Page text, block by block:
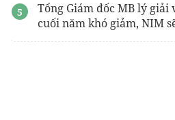
Tổng Giám đốc MB lý giải
cuối năm khó giảm, NIM